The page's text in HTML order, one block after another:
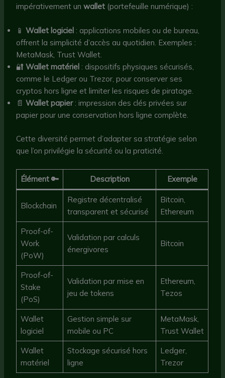
impérativement unwallet (portefeuille numérique) :
📱Wallet logiciel : applications mobiles ou de bureau,
offrent la simplicité d’accès au quotidien. Exemples :
MetaMask, Trust Wallet.
🔐Wallet matériel : dispositifs physiques sécurisés,
comme le Ledger ou Trezor, pour conserver ses
cryptos hors ligne et limiter les risques de piratage.
📄Wallet papier: impression des clés privées sur
papier pour une conservation hors ligne complète.
Cette diversité permet d’adapter sa stratégie selon
que l’on privilégie la sécurité ou la praticité.
Élément 🔑 Description Exemple
Blockchain
Registre décentralisé
transparent et sécurisé
Bitcoin,
Ethereum
Proof-of-
Work
(PoW)
Validation par calculs
énergivores
Bitcoin
Proof-of-
Stake
(PoS)
Validation par mise en
jeu de tokens
Ethereum,
Tezos
Wallet
logiciel
Gestion simple sur
mobile ou PC
MetaMask,
Trust Wallet
Wallet
matériel
Stockage sécurisé hors
ligne
Ledger,
Trezor